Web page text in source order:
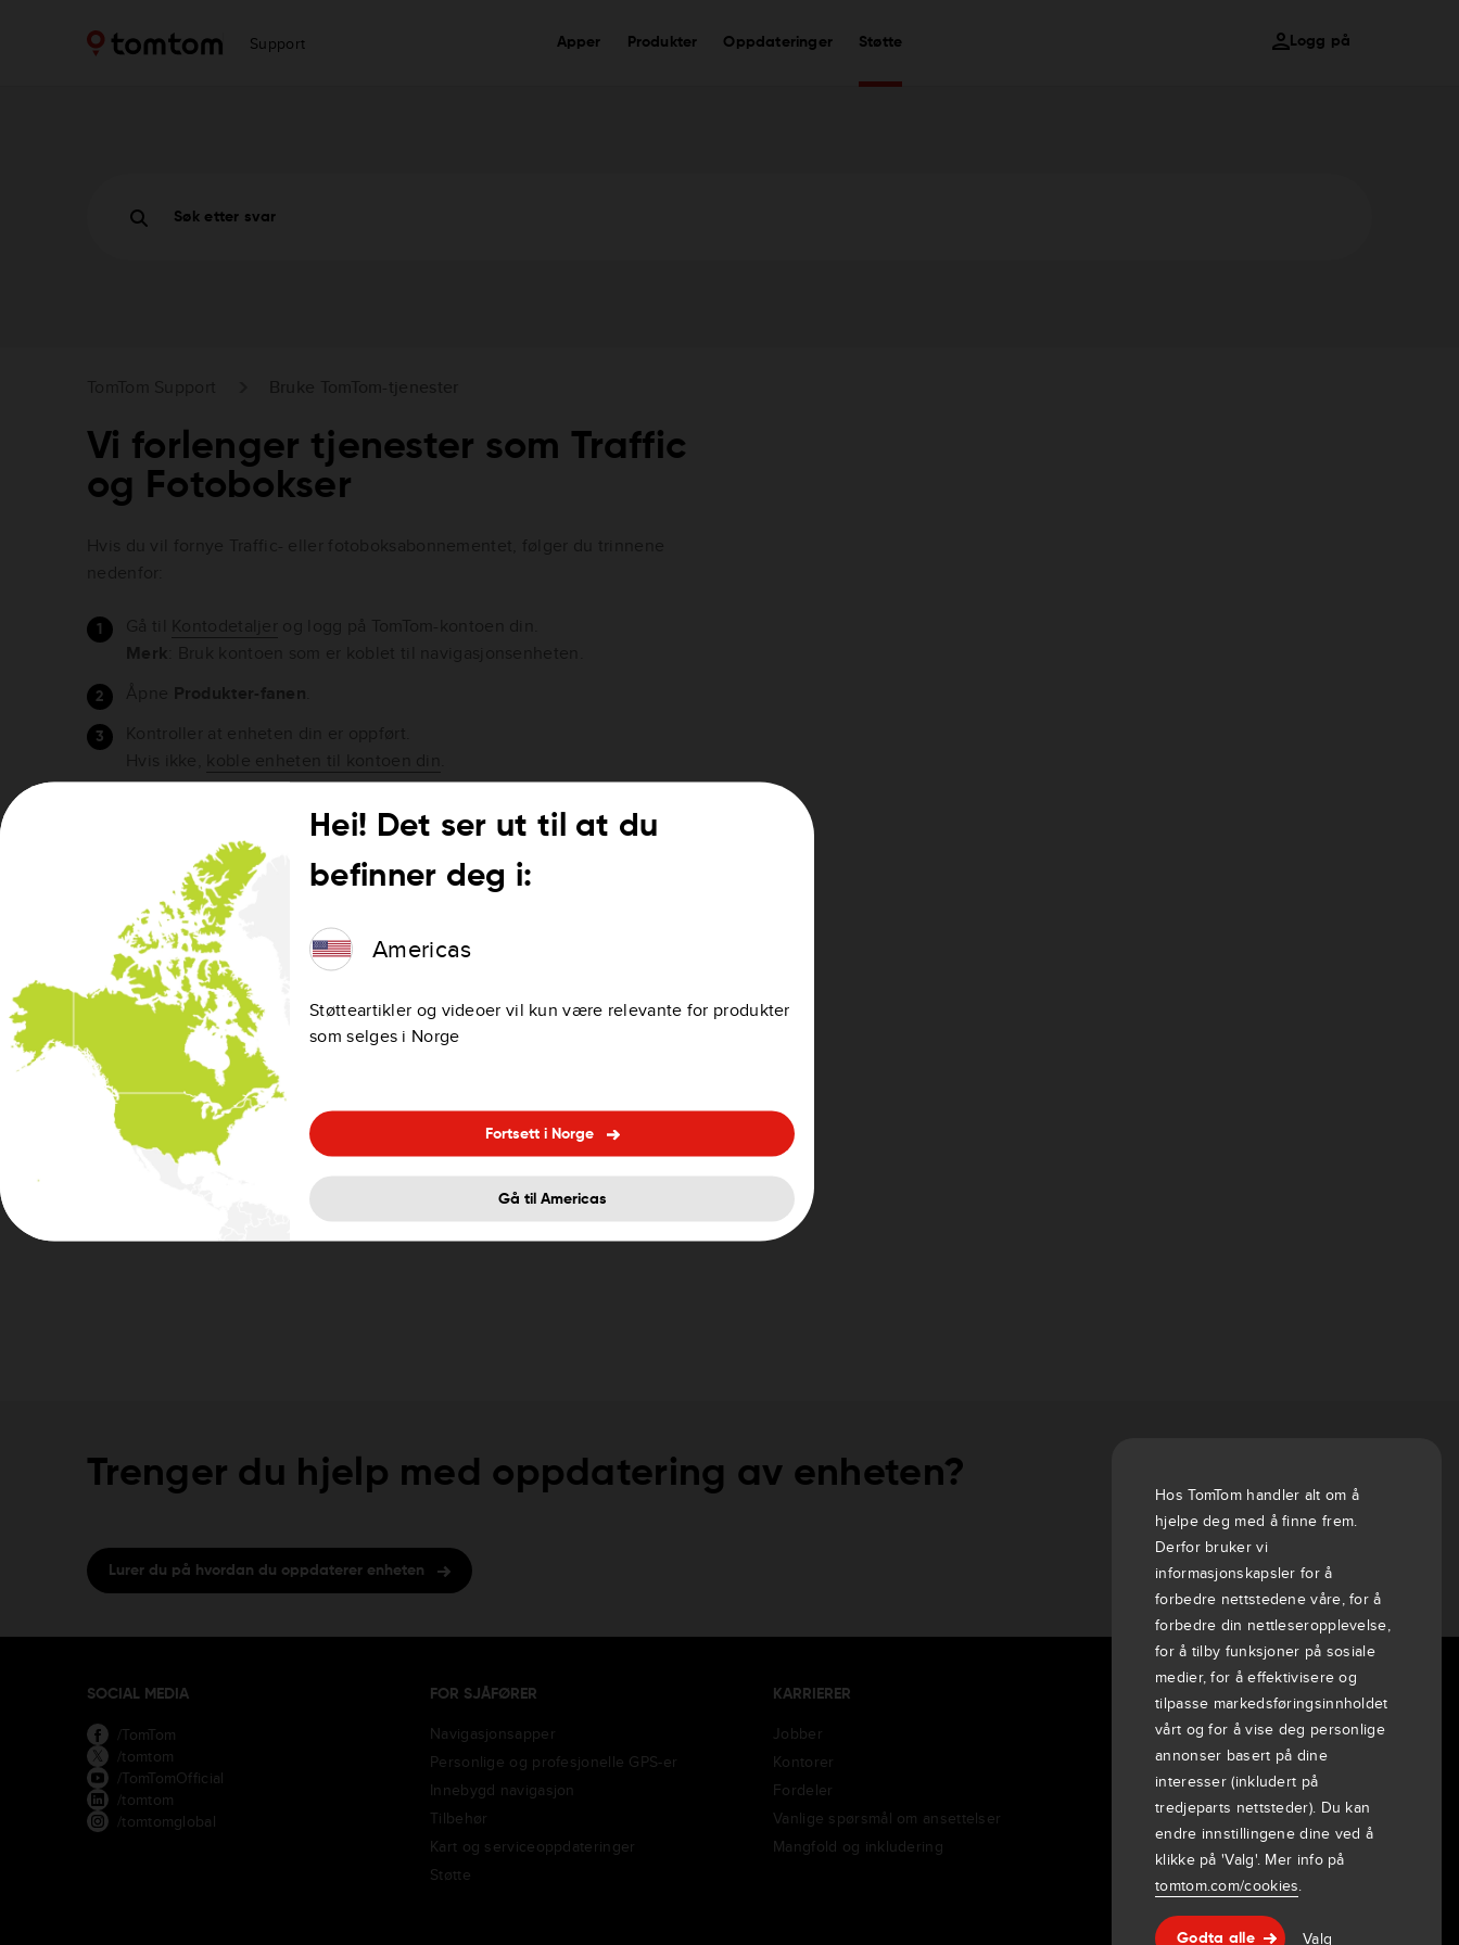
Support Apper Produkter Oppdateringer Støtte Logg på
Søk etter svar
Vi forlenger tjenester som Traffic
og Fotobokser
Merk: Dette alternativet vises hvis tjenesten har utløpt eller er i ferd med å
Klikk påAktiver
Følg trinnene på skjermen for å fullføre kjøpet.
Relaterte artikler:
Sjekke statusen for abonnementene dine
Kjøp og nedlasting av fotobokser
Bestilling ikke aktivert etter kjøp
Trenger du hjelp med oppdatering av enheten?
Lurer du på hvordan du oppdaterer enheten
SOCIAL MEDIA
/TomTom
/tomtom
/TomTomOfficial
/tomtom
/tomtomglobal
FOR SJÅFØRER
Navigasjonsapper
Personlige og profesjonelle GPS-er
Innebygd navigasjon
Tilbehør
Kart og serviceoppdateringer
Støtte
KARRIERER
Jobber
Kontorer
Fordeler
Vanlige spørsmål om ansettelser
Mangfold og inkludering
Om oss
Selskap
Kunder
Nyheter
Arrangementer
Pressemeldinger
7th item
Routing
Hos TomTom handler alt om å
hjelpe deg med å finne frem.
Derfor bruker vi
informasjonskapsler for å
forbedre nettstedene våre, for å
forbedre din nettleseropplevelse,
for å tilby funksjoner på sosiale
medier, for å effektivisere og
tilpasse markedsføringsinnholdet
vårt og for å vise deg personlige
annonser basert på dine
interesser (inkludert på
tredjeparts nettsteder). Du kan
endre innstillingene dine ved å
klikke på 'Valg'. Mer info på
tomtom.com/cookies.
Godta alle Valg
Hei! Det ser ut til at du
befinner deg i:
Americas
Støtteartikler og videoer vil kun være relevante for produkter
som selges i Norge
Fortsett i Norge
Gå til Americas